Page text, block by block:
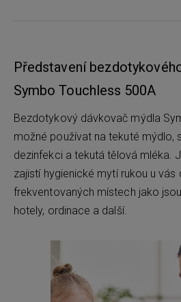
Představení
Symbo Touchless 500A
Bezdotykový dávkovač mýdla
možné používat na tekuté mýdlo,
dezinfekci a tekutá tělová mléka.
zajistí hygienické mytí rukou u vás
frekventovaných místech jako
hotely, ordinace a další.